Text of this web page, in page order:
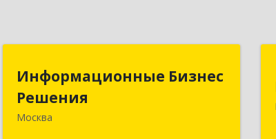
Информационные Бизнес
Решения
Москва
Информационные Бизнес
Решения